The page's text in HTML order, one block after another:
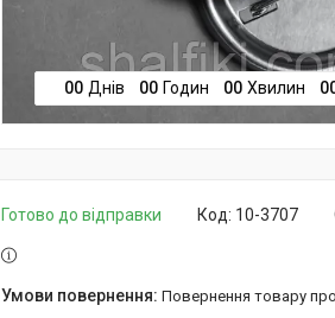
00 Днів 00 Годин 00 Хвилин 0
Готово до відправки Код: 10-3707
повернення товару